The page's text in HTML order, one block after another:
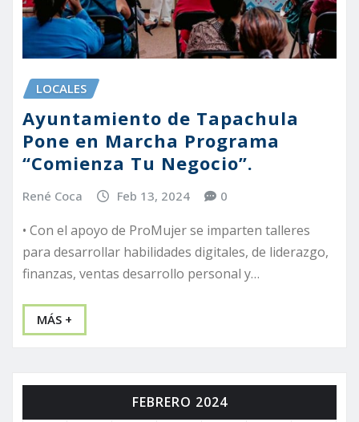
LOCALES
Ayuntamiento de Tapachula
Pone en Marcha Programa
“Comienza Tu Negocio”.
René Coca Feb 13, 2024 0
• Con el apoyo de ProMujer se imparten talleres
para desarrollar habilidades digitales, de liderazgo,
finanzas, ventas desarrollo personal y…
MÁS +
FEBRERO 2024